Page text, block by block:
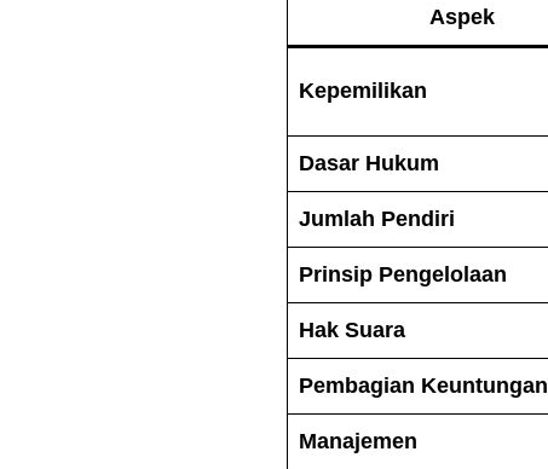
Aspek
Kepemilikan
Dasar Hukum
Jumlah Pendiri
Prinsip Pengelolaan
Hak Suara
Pembagian Keuntungan
Manajemen